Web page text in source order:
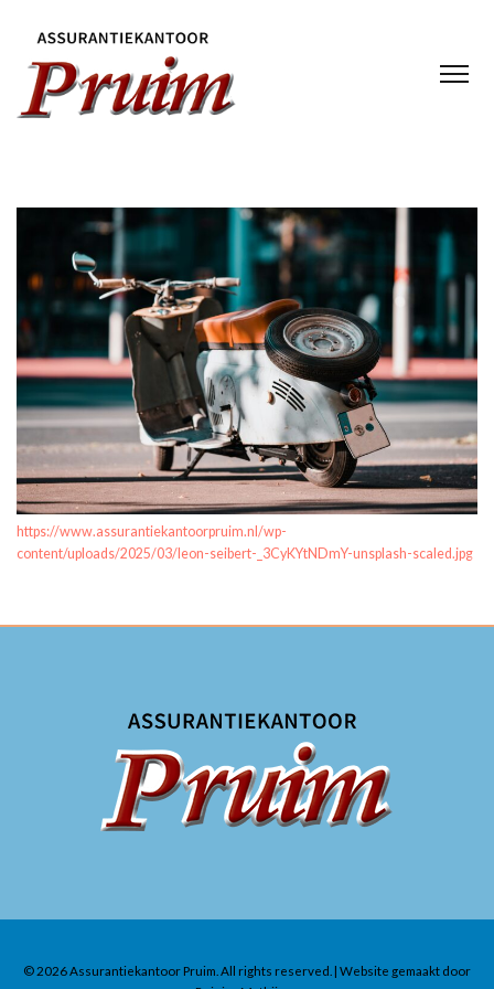
https://www.assurantiekantoorpruim.nl/wp-
content/uploads/2025/03/leon-seibert-_3CyKYtNDmY-unsplash-scaled.jpg
© 2026 Assurantiekantoor Pruim. All rights reserved. | Website gemaakt door